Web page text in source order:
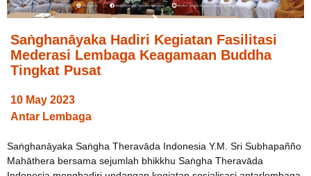
Saṅghanāyaka Hadiri Kegiatan Fasilitasi
Mederasi Lembaga Keagamaan Buddha
Tingkat Pusat
10 May 2023
Antar Lembaga
Saṅghanāyaka Saṅgha Theravāda Indonesia Y.M. Sri Subhapañño
Mahāthera bersama sejumlah bhikkhu Saṅgha Theravāda